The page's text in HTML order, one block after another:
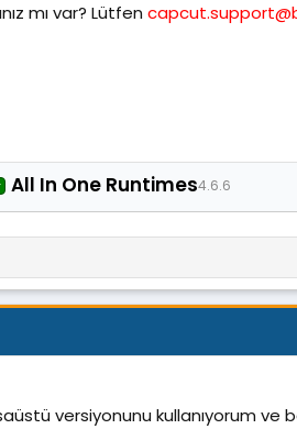
mı var? Lütfen
All In One Runtimes4.6.6
versiyonunu kullanıyorum ve